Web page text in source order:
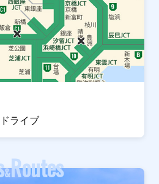
ライブ
&Routes